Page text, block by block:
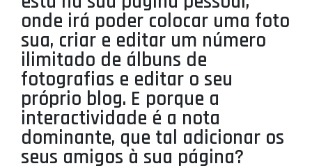
onde irá poder colocar uma foto
sua, criar e editar um número
ilimitado de álbuns de
fotografias e editar o seu
próprio blog. E porque a
interactividade é a nota
dominante, que tal adicionar os
seus amigos à sua página?